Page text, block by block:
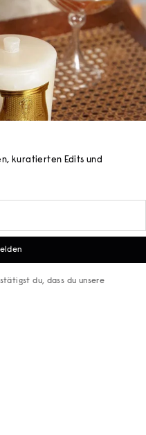
kuratierten Edits und
du, dass du unsere